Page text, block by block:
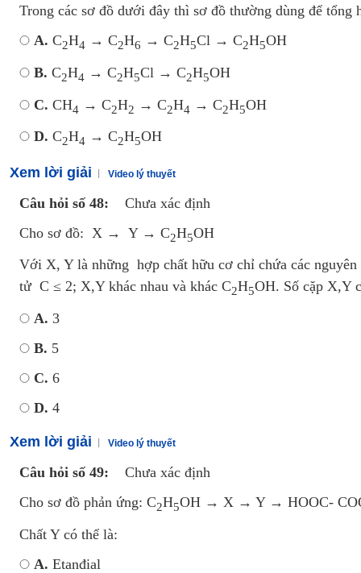
Trong các sơ đồ dưới đây thì sơ đồ thường dùng để tổng
A. C2H4 → C2H6 → C2H5Cl → C2H5OH
B. C2H4 → C2H5Cl → C2H5OH
C. CH4 → C2H2 → C2H4 → C2H5OH
D. C2H4 → C2H5OH
Xem lời giải Video lý thuyết
Câu hỏi số 48:
Chưa xác định
Cho sơ đồ: X → Y → C2H5OH
Với X, Y là những hợp chất hữu cơ chỉ chứa các
tử C ≤ 2; X,Y khác nhau và khác C2H5OH. Số cặp X,Y
A. 3
B. 5
C. 6
D. 4
Xem lời giải Video lý thuyết
Câu hỏi số 49:
Chưa xác định
Cho sơ đồ phản ứng: C2H5OH → X → Y → HOOC-
Chất Y có thể là:
A. Etanđial